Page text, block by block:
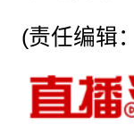
(责任编辑